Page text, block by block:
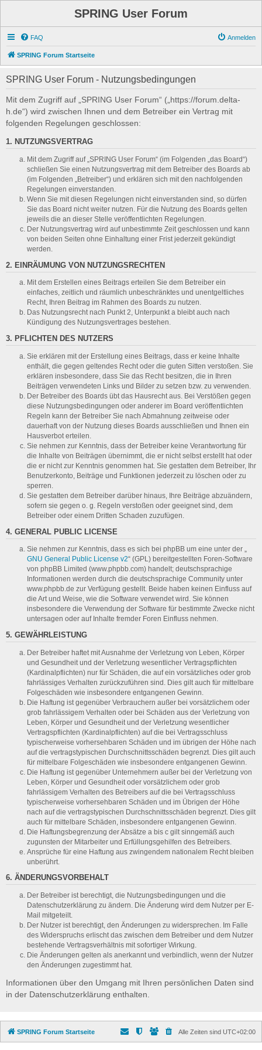
SPRING User Forum
FAQ Anmelden
SPRING Forum Startseite
SPRING User Forum - Nutzungsbedingungen
Mit dem Zugriff auf „SPRING User Forum“ („https://forum.delta-
h.de“) wird zwischen Ihnen und dem Betreiber ein Vertrag mit
folgenden Regelungen geschlossen:
1. NUTZUNGSVERTRAG
Mit dem Zugriff auf „SPRING User Forum“ (im Folgenden „das Board“)
schließen Sie einen Nutzungsvertrag mit dem Betreiber des Boards ab
(im Folgenden „Betreiber“) und erklären sich mit den nachfolgenden
Regelungen einverstanden.
Wenn Sie mit diesen Regelungen nicht einverstanden sind, so dürfen
Sie das Board nicht weiter nutzen. Für die Nutzung des Boards gelten
jeweils die an dieser Stelle veröffentlichten Regelungen.
Der Nutzungsvertrag wird auf unbestimmte Zeit geschlossen und kann
von beiden Seiten ohne Einhaltung einer Frist jederzeit gekündigt
werden.
2. EINRÄUMUNG VON NUTZUNGSRECHTEN
Mit dem Erstellen eines Beitrags erteilen Sie dem Betreiber ein
einfaches, zeitlich und räumlich unbeschränktes und unentgeltliches
Recht, Ihren Beitrag im Rahmen des Boards zu nutzen.
Das Nutzungsrecht nach Punkt 2, Unterpunkt a bleibt auch nach
Kündigung des Nutzungsvertrages bestehen.
3. PFLICHTEN DES NUTZERS
Sie erklären mit der Erstellung eines Beitrags, dass er keine Inhalte
enthält, die gegen geltendes Recht oder die guten Sitten verstoßen. Sie
erklären insbesondere, dass Sie das Recht besitzen, die in Ihren
Beiträgen verwendeten Links und Bilder zu setzen bzw. zu verwenden.
Der Betreiber des Boards übt das Hausrecht aus. Bei Verstößen gegen
diese Nutzungsbedingungen oder anderer im Board veröffentlichten
Regeln kann der Betreiber Sie nach Abmahnung zeitweise oder
dauerhaft von der Nutzung dieses Boards ausschließen und Ihnen ein
Hausverbot erteilen.
Sie nehmen zur Kenntnis, dass der Betreiber keine Verantwortung für
die Inhalte von Beiträgen übernimmt, die er nicht selbst erstellt hat oder
die er nicht zur Kenntnis genommen hat. Sie gestatten dem Betreiber, Ihr
Benutzerkonto, Beiträge und Funktionen jederzeit zu löschen oder zu
sperren.
Sie gestatten dem Betreiber darüber hinaus, Ihre Beiträge abzuändern,
sofern sie gegen o. g. Regeln verstoßen oder geeignet sind, dem
Betreiber oder einem Dritten Schaden zuzufügen.
4. GENERAL PUBLIC LICENSE
Sie nehmen zur Kenntnis, dass es sich bei phpBB um eine unter der „
GNU General Public License v2“ (GPL) bereitgestellten Foren-Software
von phpBB Limited (www.phpbb.com) handelt; deutschsprachige
Informationen werden durch die deutschsprachige Community unter
www.phpbb.de zur Verfügung gestellt. Beide haben keinen Einfluss auf
die Art und Weise, wie die Software verwendet wird. Sie können
insbesondere die Verwendung der Software für bestimmte Zwecke nicht
untersagen oder auf Inhalte fremder Foren Einfluss nehmen.
5. GEWÄHRLEISTUNG
Der Betreiber haftet mit Ausnahme der Verletzung von Leben, Körper
und Gesundheit und der Verletzung wesentlicher Vertragspflichten
(Kardinalpflichten) nur für Schäden, die auf ein vorsätzliches oder grob
fahrlässiges Verhalten zurückzuführen sind. Dies gilt auch für mittelbare
Folgeschäden wie insbesondere entgangenen Gewinn.
Die Haftung ist gegenüber Verbrauchern außer bei vorsätzlichem oder
grob fahrlässigem Verhalten oder bei Schäden aus der Verletzung von
Leben, Körper und Gesundheit und der Verletzung wesentlicher
Vertragspflichten (Kardinalpflichten) auf die bei Vertragsschluss
typischerweise vorhersehbaren Schäden und im übrigen der Höhe nach
auf die vertragstypischen Durchschnittsschäden begrenzt. Dies gilt auch
für mittelbare Folgeschäden wie insbesondere entgangenen Gewinn.
Die Haftung ist gegenüber Unternehmern außer bei der Verletzung von
Leben, Körper und Gesundheit oder vorsätzlichem oder grob
fahrlässigem Verhalten des Betreibers auf die bei Vertragsschluss
typischerweise vorhersehbaren Schäden und im Übrigen der Höhe
nach auf die vertragstypischen Durchschnittsschäden begrenzt. Dies gilt
auch für mittelbare Schäden, insbesondere entgangenen Gewinn.
Die Haftungsbegrenzung der Absätze a bis c gilt sinngemäß auch
zugunsten der Mitarbeiter und Erfüllungsgehilfen des Betreibers.
Ansprüche für eine Haftung aus zwingendem nationalem Recht bleiben
unberührt.
6. ÄNDERUNGSVORBEHALT
Der Betreiber ist berechtigt, die Nutzungsbedingungen und die
Datenschutzerklärung zu ändern. Die Änderung wird dem Nutzer per E-
Mail mitgeteilt.
Der Nutzer ist berechtigt, den Änderungen zu widersprechen. Im Falle
des Widerspruchs erlischt das zwischen dem Betreiber und dem Nutzer
bestehende Vertragsverhältnis mit sofortiger Wirkung.
Die Änderungen gelten als anerkannt und verbindlich, wenn der Nutzer
den Änderungen zugestimmt hat.
Informationen über den Umgang mit Ihren persönlichen Daten sind
in der Datenschutzerklärung enthalten.
SPRING Forum Startseite Alle Zeiten sind UTC+02:00